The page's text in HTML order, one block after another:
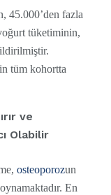
45.000’den fazla
tüketiminin,
tüm kohortta
ve
Olabilir
osteoporozun
En